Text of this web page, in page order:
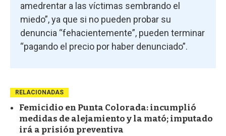
amedrentar a las víctimas sembrando el
miedo”, ya que si no pueden probar su
denuncia “fehacientemente”, pueden terminar
“pagando el precio por haber denunciado”.
RELACIONADAS
Femicidio en Punta Colorada: incumplió
medidas de alejamiento y la mató; imputado
irá a prisión preventiva